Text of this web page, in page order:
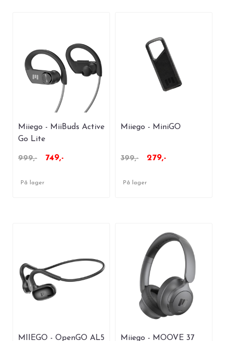
Miiego - MiiBuds Active
Go Lite
999,- 749,-
På lager
Miiego - MiniGO
399,- 279,-
På lager
MIIEGO - OpenGO AL5
Miiego - MOOVE 37